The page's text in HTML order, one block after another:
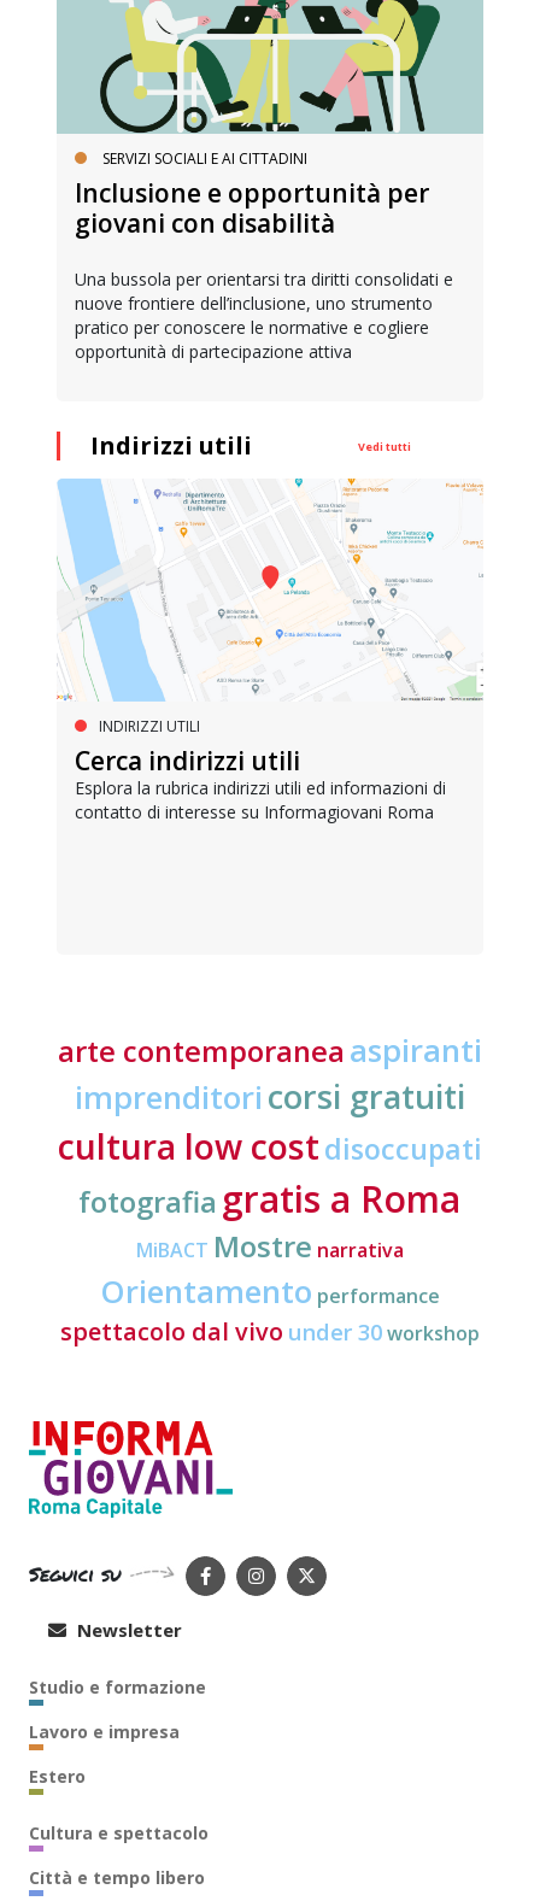
SERVIZI SOCIALI E AI CITTADINI
Inclusione e opportunità per
giovani con disabilità
Una bussola per orientarsi tra diritti consolidati e
nuove frontiere dell’inclusione, uno strumento
pratico per conoscere le normative e cogliere
opportunità di partecipazione attiva
Indirizzi utili Vedi tutti
INDIRIZZI UTILI
Cerca indirizzi utili
Esplora la rubrica indirizzi utili ed informazioni di
contatto di interesse su Informagiovani Roma
arte contemporanea aspiranti
imprenditori corsi gratuiti
cultura low costdisoccupati
fotografia gratis a Roma
MiBACT Mostre narrativa
Orientamento performance
spettacolo dal vivo under 30workshop
Seguici su
Newsletter
Studio e formazione
Lavoro e impresa
Estero
Cultura e spettacolo
Città e tempo libero